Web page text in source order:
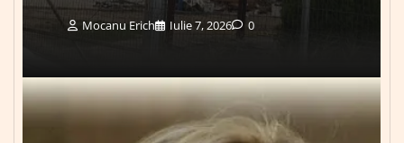
Mocanu Erich Iulie 7, 2026 0